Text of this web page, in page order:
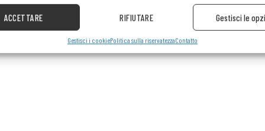
ACCETTARE RIFIUTARE Gestisci le
Gestisci i cookiePolitica sulla riservatezzaContatto